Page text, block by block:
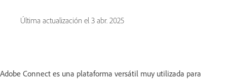
Última actualización el 3 abr. 2025
Adobe Connect es una plataforma versátil muy utilizada para